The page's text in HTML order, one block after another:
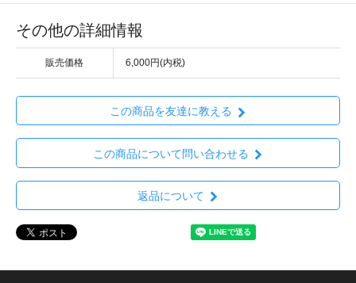
その他の詳細情報
販売価格 6,000円(内税)
この商品を友達に教える
この商品について問い合わせる
返品について